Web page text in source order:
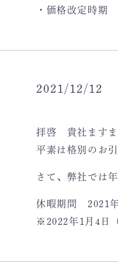
・価格改定時期
2021/12/12
拝啓 貴社ますま
平素は格別のお
さて、弊社では
休暇期間 2021年
※2022年1月4日